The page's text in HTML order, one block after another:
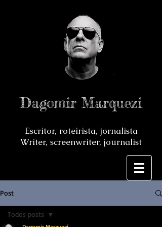
Dagomir Marquezi
Escritor, roteirista, jornalista
Writer, screenwriter, journalist
Post
Todos posts